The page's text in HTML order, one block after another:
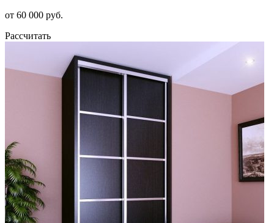
от 60 000 руб.
Рассчитать